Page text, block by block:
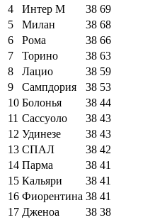
4
Интер М 38 69
5
Милан 38 68
6
Рома 38 66
7
Торино 38 63
8
Лацио 38 59
9
Сампдория 38 53
10 Болонья 38 44
11 Сассуоло 38 43
12 Удинезе 38 43
13 СПАЛ 38 42
14 Парма 38 41
15 Кальяри 38 41
16 Фиорентина 38 41
17 Дженоа 38 38